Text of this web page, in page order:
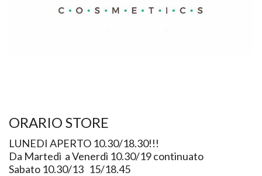
ORARIO STORE
LUNEDI APERTO 10.30/18.30!!!
Da Martedì a Venerdì 10.30/19 continuato
Sabato 10.30/13 15/18.45